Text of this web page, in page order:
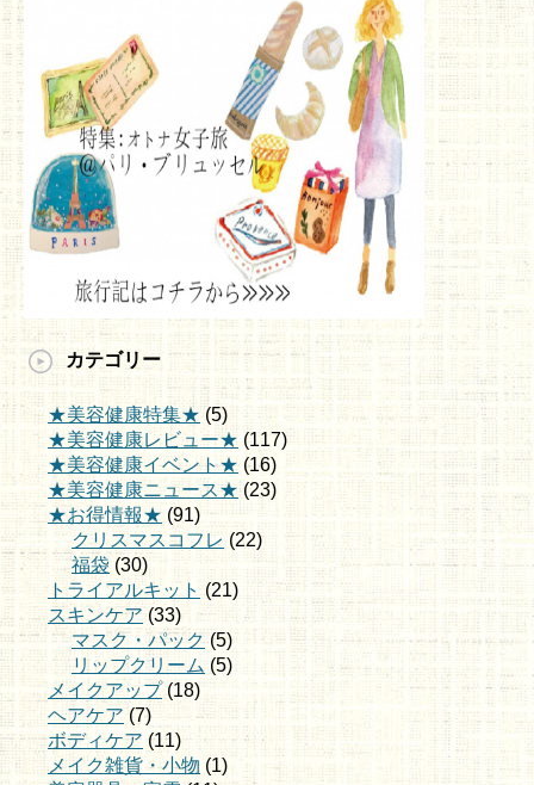
カテゴリー
★美容健康特集★ (5)
★美容健康レビュー★ (117)
★美容健康イベント★ (16)
★美容健康ニュース★ (23)
★お得情報★ (91)
クリスマスコフレ (22)
福袋 (30)
トライアルキット (21)
スキンケア (33)
マスク・パック (5)
リップクリーム (5)
メイクアップ(18)
ヘアケア (7)
ボディケア (11)
メイク雑貨・小物 (1)